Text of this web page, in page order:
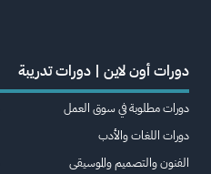
دورات أون لاين | دورات تدريبة
دورات مطلوبة في سوق العمل
دورات اللغات والأدب
الفنون والتصميم والموسيقى